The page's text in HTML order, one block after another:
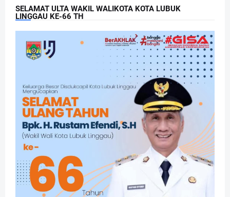
SELAMAT ULTA WAKIL WALIKOTA KOTA LUBUK
LINGGAU KE-66 TH